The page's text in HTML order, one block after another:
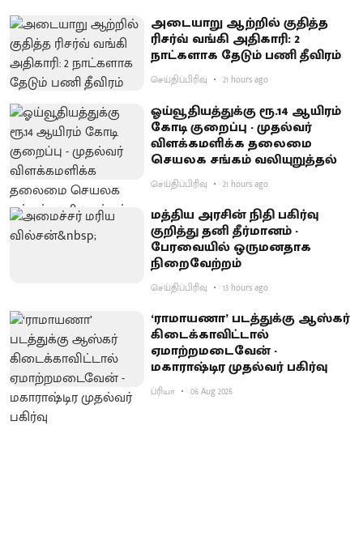
அடையாறு ஆற்றில் குதித்த
ரிசர்வ் வங்கி அதிகாரி: 2
நாட்களாக தேடும் பணி தீவிரம்
செய்திப்பிரிவு 21 hours ago
ஓய்வூதியத்துக்கு ரூ.14 ஆயிரம்
கோடி குறைப்பு - முதல்வர்
விளக்கமளிக்க தலைமை
செயலக சங்கம் வலியுறுத்தல்
செய்திப்பிரிவு 21 hours ago
மத்திய அரசின் நிதி பகிர்வு
குறித்து தனி தீர்மானம் -
பேரவையில் ஒருமனதாக
நிறைவேற்றம்
செய்திப்பிரிவு 13 hours ago
‘ராமாயணா’ படத்துக்கு ஆஸ்கர்
கிடைக்காவிட்டால்
ஏமாற்றமடைவேன் -
மகாராஷ்டிர முதல்வர் பகிர்வு
ப்ரியா 06 Aug 2026